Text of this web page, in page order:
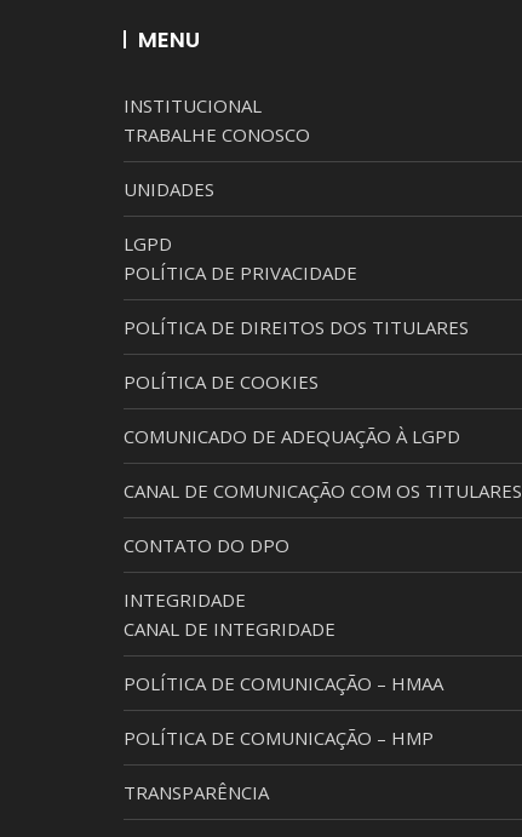
MENU
INSTITUCIONAL
TRABALHE CONOSCO
UNIDADES
LGPD
POLÍTICA DE PRIVACIDADE
POLÍTICA DE DIREITOS DOS TITULARES
POLÍTICA DE COOKIES
COMUNICADO DE ADEQUAÇÃO À LGPD
CANAL DE COMUNICAÇÃO COM OS TITULARES
CONTATO DO DPO
INTEGRIDADE
CANAL DE INTEGRIDADE
POLÍTICA DE COMUNICAÇÃO – HMAA
POLÍTICA DE COMUNICAÇÃO – HMP
TRANSPARÊNCIA